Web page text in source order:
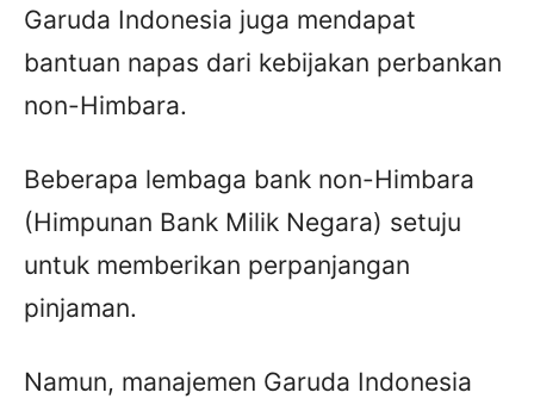
Garuda Indonesia juga mendapat
bantuan napas dari kebijakan perbankan
non-Himbara.
Beberapa lembaga bank non-Himbara
(Himpunan Bank Milik Negara) setuju
untuk memberikan perpanjangan
pinjaman.
Namun, manajemen Garuda Indonesia